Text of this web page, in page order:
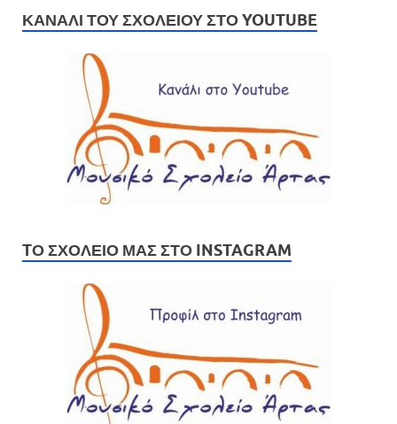
ΚΑΝΆΛΙ ΤΟΥ ΣΧΟΛΕΊΟΥ ΣΤΟ YOUTUBE
TΟ ΣΧΟΛΕΊΟ ΜΑΣ ΣΤΟ INSTAGRAM